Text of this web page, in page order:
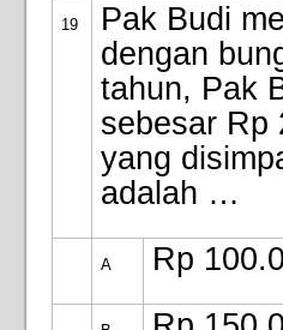
19
Pak Budi
dengan
tahun, Pak
sebesar Rp
yang
adalah …
A Rp